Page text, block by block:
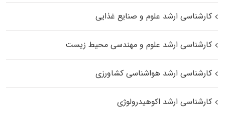
کارشناسی ارشد علوم و صنایع غذایی
کارشناسی ارشد علوم و مهندسی محیط زیست
کارشناسی ارشد هواشناسی کشاورزی
کارشناسی ارشد اکوهیدرولوژی